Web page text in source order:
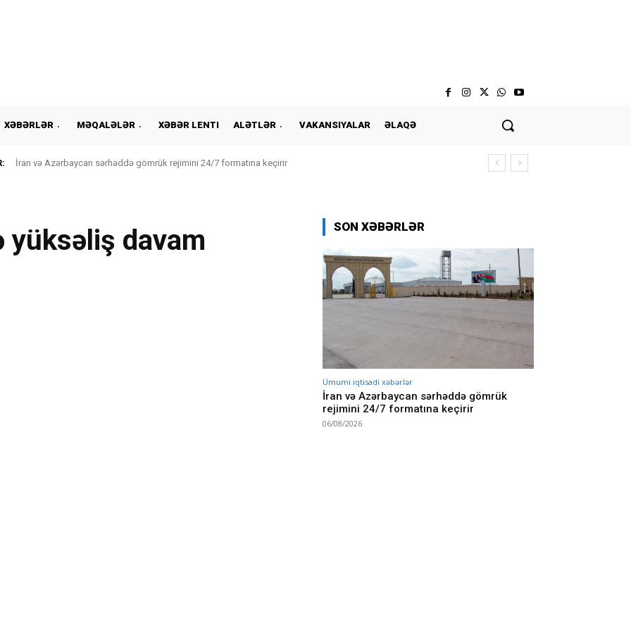
XƏBƏRLƏR MƏQALƏLƏR XƏBƏR LENTI ALƏTLƏR VAKANSIYALAR ƏLAQƏ
İran və Azərbaycan sərhəddə gömrük rejimini 24/7 formatına keçirir
davam
SON XƏBƏRLƏR
Ümumi iqtisadi xəbərlər
İran və Azərbaycan sərhəddə gömrük
rejimini 24/7 formatına keçirir
06/08/2026